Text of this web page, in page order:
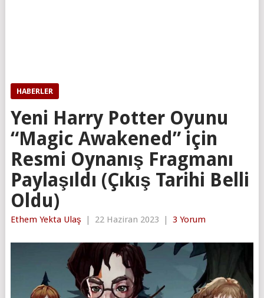
HABERLER
Yeni Harry Potter Oyunu
“Magic Awakened” için
Resmi Oynanış Fragmanı
Paylaşıldı (Çıkış Tarihi Belli
Oldu)
Ethem Yekta Ulaş | 22 Haziran 2023 | 3 Yorum